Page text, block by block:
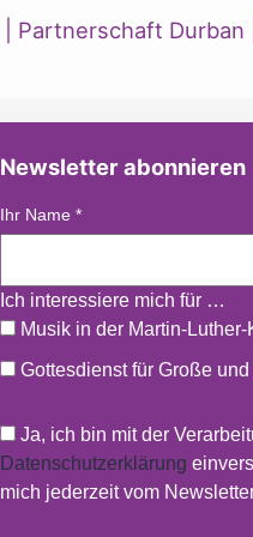
Partnerschaft Durban
Newsletter abonnieren
Ihr Name *
Ich interessiere mich für …
Musik in der Martin-Luther-
Gottesdienst für Große
Ja, ich bin mit der
Datenschutzerklärung
mich jederzeit vom